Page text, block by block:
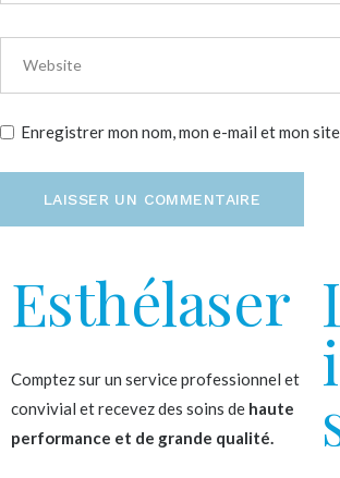
Enregistrer mon nom, mon e-mail et mon
LAISSER UN COMMENTAIRE
Esthélaser
Comptez sur un service professionnel et
convivial et recevez des soins de haute
performance et de grande qualité.